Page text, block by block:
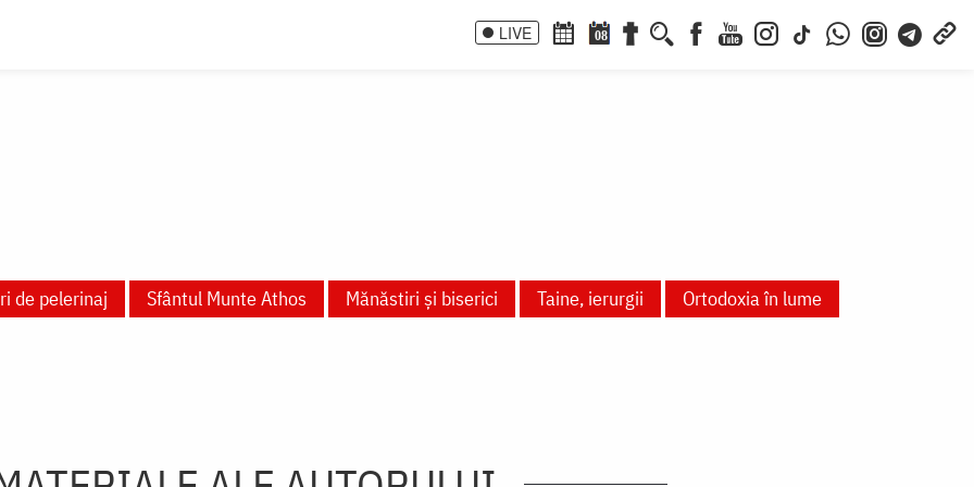
LIVE 08
de pelerinaj Sfântul Munte Athos Mănăstiri și biserici Taine, ierurgii
Ortodoxia în lume